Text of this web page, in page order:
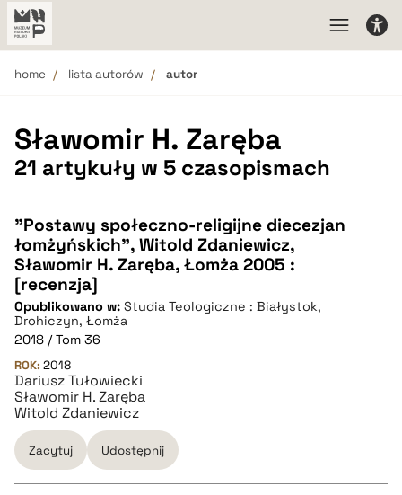
home lista autorów autor
Sławomir H. Zaręba
21 artykuły w 5 czasopismach
"Postawy społeczno-religijne diecezjan
łomżyńskich", Witold Zdaniewicz,
Sławomir H. Zaręba, Łomża 2005 :
[recenzja]
Opublikowano w: Studia Teologiczne : Białystok,
Drohiczyn, Łomża
2018 / Tom 36
ROK: 2018
Dariusz Tułowiecki
Sławomir H. Zaręba
Witold Zdaniewicz
Zacytuj Udostępnij